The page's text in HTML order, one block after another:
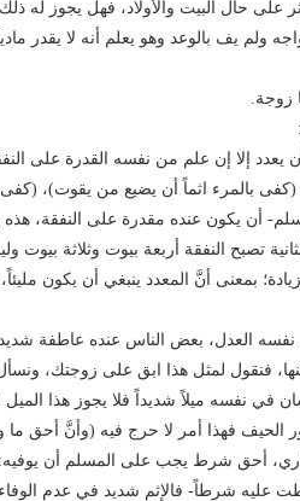
على حال البيت والأولاد، فهل يجوز له
ولم يف بالوعد وهو يعلم أنه لا يقدر
زوجة.
يعدد إلا إن علم من نفسه القدرة على
بالمرء اثماً أن يضيع من يقوت)، (كفى
أن يكون عنده مقدرة على النفقة، هذه
تصبح النفقة أربعة بيوت وثلاثة
بمعنى أنَّ المعدد ينبغي أن يكون
نفسه العدل، بعض الناس عنده عاطفة
فنقول لمثل هذا ابق على زوجتك،
في نفسه ميلاً شديداً فلا يجوز هذا
الحيف فهذا أمر لا حرج فيه (وأنَّ أحق
أحق شرط يجب على المسلم أن يوفيه:
شرطاً- فالإثم شديد في عدم الوفاء